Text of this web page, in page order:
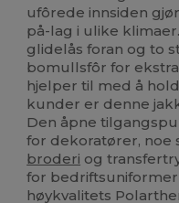
ufôrede innsiden
på-lag i ulike
glidelås foran og to
bomullsfôr for
hjelper til med å
kunder er denne
Den åpne
for dekoratører, noe
broderi og
for
høykvalitets